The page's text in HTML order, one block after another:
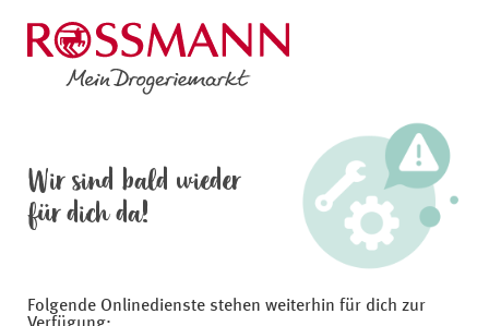
Wir sind bald wieder
für dich da!
Folgende Onlinedienste stehen weiterhin für dich zur